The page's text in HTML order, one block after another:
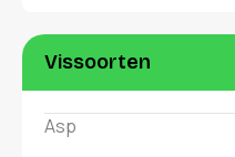
Vissoorten
Asp